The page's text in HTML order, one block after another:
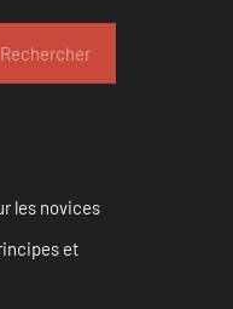
Rechercher
les novices
et